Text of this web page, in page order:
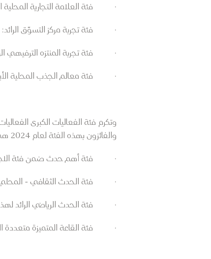
· فئة العلامة التجارية المحلية
· فئة تجربة مركز التسوّق الرائد:
· فئة تجربة المنتزه الترفيهي
· فئة معالم الجذب المحلية
وتكرم فئة الفعاليات الكبرى
والفائزون بهذه الفئة لعام 2024 هم:
· فئة أهم حدث ضمن فئة
· فئة الحدث الثقافي - المحلي
· فئة الحدث الرياضي الرائد لهذا
· فئة القاعة المتميزة متعددة